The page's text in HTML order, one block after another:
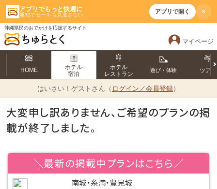
アプリでもっと快適に
通知でセールも見逃さない アプリで開く ×
沖縄県民のおでかけを応援するサイト
マイページ
HOME
ホテル
宿泊
ホテル
レストラン
遊び・体験 ツアー
はいさい！ ゲストさん（ ログイン／会員登録）
大変申し訳ありません、ご希望のプランの掲
載が終了しました。
＼最新の掲載中プランはこちら／
南城・糸満・豊見城